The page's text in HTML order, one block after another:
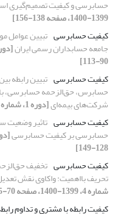
حسابرسی و کیفیت تصمیم‌گیری
1399-1400، صفحه 138-156]
کیفیت حسابرسی تبیین عوامل
جامعه حسابداران رسمی ایران
90-113]
کیفیت حسابرسی تبیین رابطه
حسابرس، حق‌الزحمه حسابرسی،
شرکت‌های بیمه‌ای[دوره 1، شماره 2، 1399-1400، صفحه 132-155]
کیفیت حسابرسی تاثیر وضعیت
حسابرسی بر کیفیت حسابرسی
128-149]
کیفیت حسابرسی تخفیف
تحریف بااهمیت: واکاوی نقش
شماره 4، 1399-1400، صفحه 70-95]
کیفیت رابطه با مشتری و تداوم